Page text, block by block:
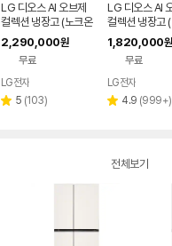
LG 디오스 AI 오브제
컬렉션 냉장고 (노크온
매직스페이스) T876
MEE412
2,290,000원
무료
LG전자
별 5 리
(103)
LG 디오스 AI
컬렉션 냉장고
형, 매직스페이
34MEE111
1,820,000원
무료
LG전자
별 4.9 리
(999+)
전체보기